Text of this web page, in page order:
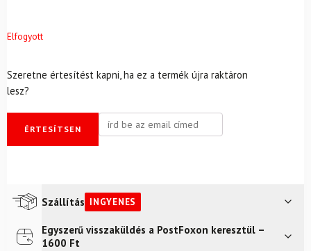
Elfogyott
Szeretne értesítést kapni, ha ez a termék újra raktáron
lesz?
ÉRTESÍTSEN
Szállítás INGYENES
Futár a címreIngyenes
Egyszerű visszaküldés a PostFoxon keresztül –
1600 Ft